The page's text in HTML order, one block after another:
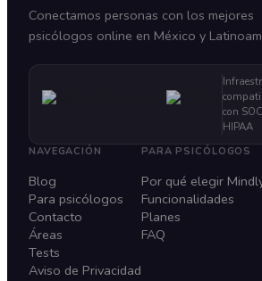
Conectamos personas con los mejores
psicólogos online en México y
con
HIPAA
NAVEGACIÓN
Blog
Para psicólogos
Contacto
Áreas
Tests
Aviso de Privacidad
PARA PSICÓLOGOS
Por qué elegir
Funcionalidades
Planes
FAQ